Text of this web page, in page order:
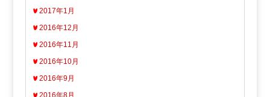
2017年1月
2016年12月
2016年11月
2016年10月
2016年9月
2016年8月